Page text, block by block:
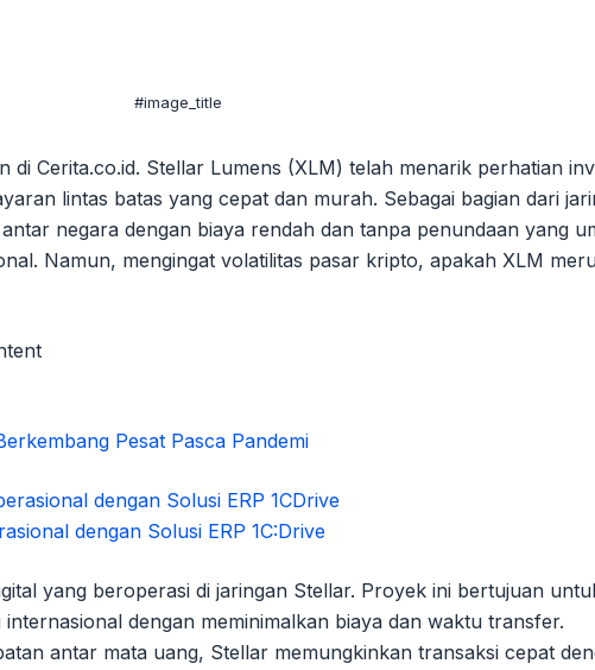
#image_title
di Cerita.co.id. Stellar Lumens (XLM) telah menarik perhatian
lintas batas yang cepat dan murah. Sebagai bagian dari
negara dengan biaya rendah dan tanpa penundaan yang
Namun, mengingat volatilitas pasar kripto, apakah XLM
Pesat Pasca Pandemi
dengan Solusi ERP 1C:Drive
yang beroperasi di jaringan Stellar. Proyek ini bertujuan
dengan meminimalkan biaya dan waktu transfer.
antar mata uang, Stellar memungkinkan transaksi cepat